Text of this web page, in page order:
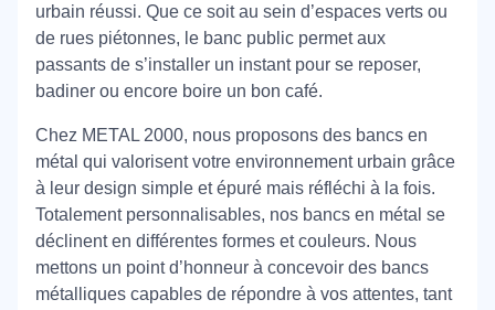
urbain réussi. Que ce soit au sein d’espaces verts ou
de rues piétonnes, le banc public permet aux
passants de s’installer un instant pour se reposer,
badiner ou encore boire un bon café.
Chez METAL 2000, nous proposons des bancs en
métal qui valorisent votre environnement urbain grâce
à leur design simple et épuré mais réfléchi à la fois.
Totalement personnalisables, nos bancs en métal se
déclinent en différentes formes et couleurs. Nous
mettons un point d’honneur à concevoir des bancs
métalliques capables de répondre à vos attentes, tant